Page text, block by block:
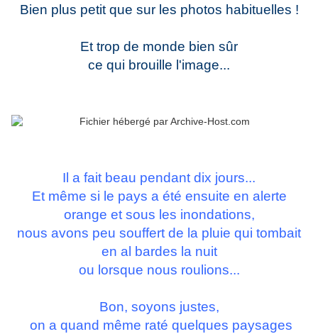
Bien plus petit que sur les photos habituelles !
Et trop de monde bien sûr
ce qui brouille l'image...
Il a fait beau pendant dix jours...
Et même si le pays a été ensuite en alerte
orange et sous les inondations,
nous avons peu souffert de la pluie qui tombait
en al bardes la nuit
ou lorsque nous roulions...
Bon, soyons justes,
on a quand même raté quelques paysages